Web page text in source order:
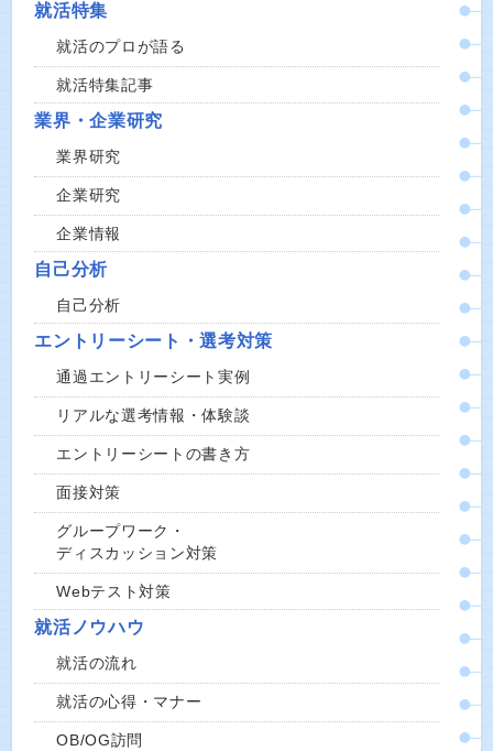
就活特集
就活のプロが語る
就活特集記事
業界・企業研究
業界研究
企業研究
企業情報
自己分析
自己分析
エントリーシート・選考対策
通過エントリーシート実例
リアルな選考情報・体験談
エントリーシートの書き方
面接対策
グループワーク・
ディスカッション対策
Webテスト対策
就活ノウハウ
就活の流れ
就活の心得・マナー
OB/OG訪問